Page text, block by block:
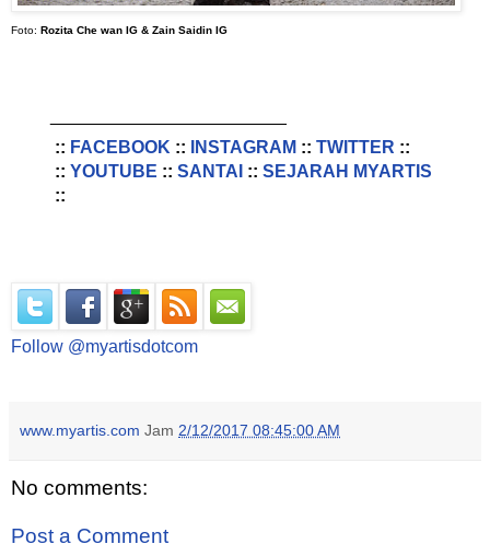
Foto: Rozita Che wan IG & Zain Saidin IG
:: FACEBOOK :: INSTAGRAM :: TWITTER ::
:: YOUTUBE :: SANTAI :: SEJARAH MYARTIS
::
Follow @myartisdotcom
www.myartis.com Jam 2/12/2017 08:45:00 AM
No comments:
Post a Comment